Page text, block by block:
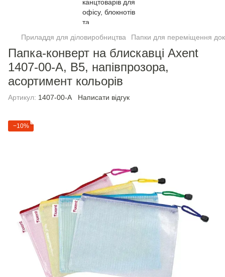
Приладдя для діловиробництва Папки для переміщення
Папка-конверт на блискавці Axent
1407-00-A, В5, напівпрозора,
асортимент кольорів
Артикул: 1407-00-A Написати відгук
−10%